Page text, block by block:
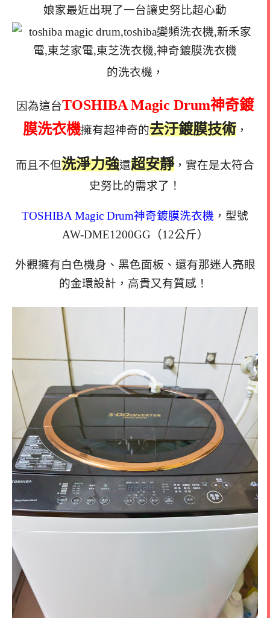
娘家最近出現了一台讓史努比超心動
的洗衣機，
因為這台TOSHIBA Magic Drum神奇鍍
膜洗衣機擁有超神奇的去汙鍍膜技術，
而且不但洗淨力強還超安靜，實在是太符合
史努比的需求了！
TOSHIBA Magic Drum神奇鍍膜洗衣機 ，型號
AW-DME1200GG（12公斤）
外觀擁有白色機身、黑色面板、還有那迷人亮眼
的金環設計，高貴又有質感！